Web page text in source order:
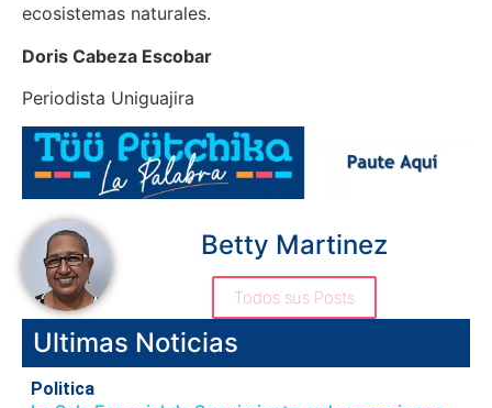
ecosistemas naturales.
Doris Cabeza Escobar
Periodista Uniguajira
Betty Martinez
Todos sus Posts
Ultimas Noticias
Politica